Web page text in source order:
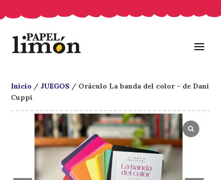
Inicio / JUEGOS / Oráculo La banda del color – de Dani
Cuppi